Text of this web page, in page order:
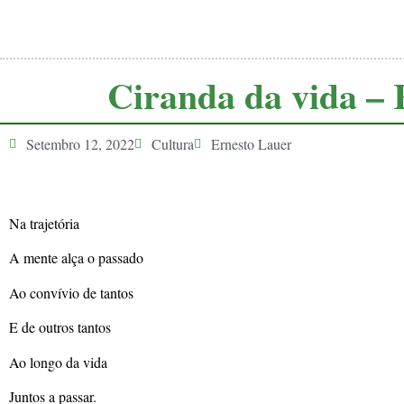
Ciranda da vida –
Setembro 12, 2022 Cultura Ernesto Lauer
Na trajetória
A mente alça o passado
Ao convívio de tantos
E de outros tantos
Ao longo da vida
Juntos a passar.